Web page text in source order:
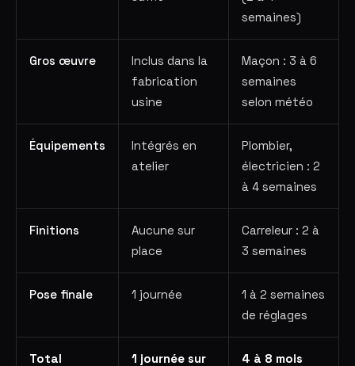
semaines)
Gros œuvre
Inclus dans la
fabrication
usine
Maçon : 3 à 6
semaines
selon météo
Équipements
Intégrés en
atelier
Plombier,
électricien : 2
à 4 semaines
Finitions
Aucune sur
place
Carreleur : 2 à
3 semaines
Pose finale 1 journée
1 à 2 semaines
de réglages
Total
1 journée sur
4 à 8 mois